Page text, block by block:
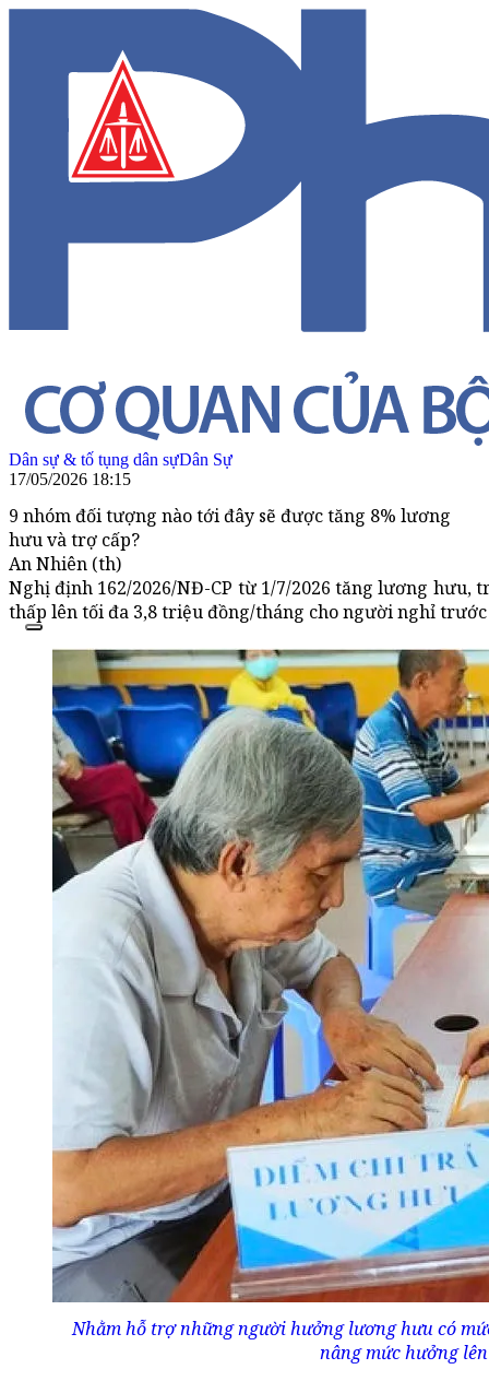
Dân sự & tố tụng dân sựDân Sự
17/05/2026 18:15
9 nhóm đối tượng nào tới đây sẽ được tăng 8% lương
hưu và trợ cấp?
An Nhiên (th)
Nghị định 162/2026/NĐ-CP từ 1/7/2026 tăng lương hưu,
thấp lên tối đa 3,8 triệu đồng/tháng cho người nghỉ trước
Nhằm hỗ trợ những người hưởng lương hưu có
nâng mức hưởng